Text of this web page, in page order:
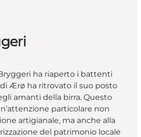
ha riaperto i battenti
di Ærø ha ritrovato il suo posto
amanti della birra. Questo
particolare non
artigianale, ma anche alla
del patrimonio locale